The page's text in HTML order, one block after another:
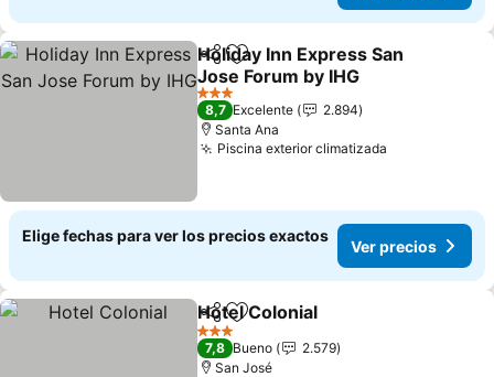
CompartirAgregar a favoritos
Holiday Inn Express San
Jose Forum by IHG
Ver precios
3 Estrellas
8,7 Excelente
2.894
Santa Ana
Piscina exterior climatizada
Elige fechas para ver los precios exactos
Ver precios
CompartirAgregar a favoritos
Hotel Colonial
3 Estrellas
7,8 Bueno
2.579
San José